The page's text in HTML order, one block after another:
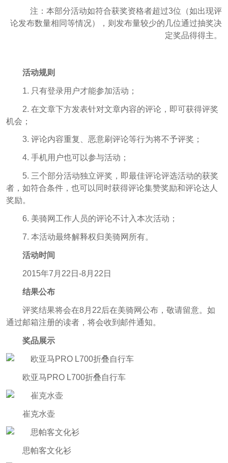
注：本部分活动如符合获奖资格者超过3位（如出现评
论发布数量相同等情况），则发布量较少的几位通过抽奖决
定奖品得得主。
活动规则
1. 只有登录用户才能参加活动；
2. 在文章下方发表针对文章内容的评论，即可获得评奖
机会；
3. 评论内容重复、恶意刷评论等行为将不予评奖；
4. 手机用户也可以参与活动；
5. 三个部分活动独立评奖，即最佳评论评选活动的获奖
者，如符合条件，也可以同时获得评论集赞奖励和评论达人
奖励。
6. 美骑网工作人员的评论不计入本次活动；
7. 本活动最终解释权归美骑网所有。
活动时间
2015年7月22日-8月22日
结果公布
评奖结果将会在8月22后在美骑网公布，敬请留意。如
通过邮箱注册的读者，将会收到邮件通知。
奖品展示
欧亚马PRO L700折叠自行车
崔克水壶
思帕客文化衫